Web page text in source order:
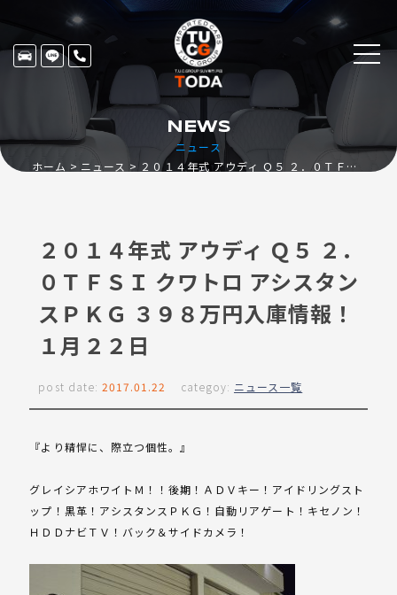
ニュース
NEWS
ホーム ニュース ２０１４年式 アウディ Ｑ５ ２．０ＴＦＳＩ クワトロ アシスタンスＰＫＧ ３９８万円入庫情報！１月２２日
２０１４年式 アウディ Ｑ５ ２．
０ＴＦＳＩ クワトロ アシスタン
スＰＫＧ ３９８万円入庫情報！
１月２２日
post date: 2017.01.22 categoy: ニュース一覧
『より精悍に、際立つ個性。』
グレイシアホワイトＭ！！後期！ＡＤＶキー！アイドリングスト
ップ！黒革！アシスタンスＰＫＧ！自動リアゲート！キセノン！
ＨＤＤナビＴＶ！バック＆サイドカメラ！